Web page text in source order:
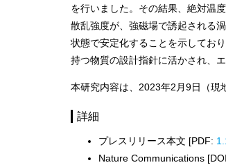
を行いました。その結果、絶対温
散乱強度が、強磁場で誘起される
状態で安定化することを示してお
持つ物質の設計指針に活かされ、
本研究内容は、2023年2月9日（現
詳細
プレスリリース本文 [PDF:
Nature Communications